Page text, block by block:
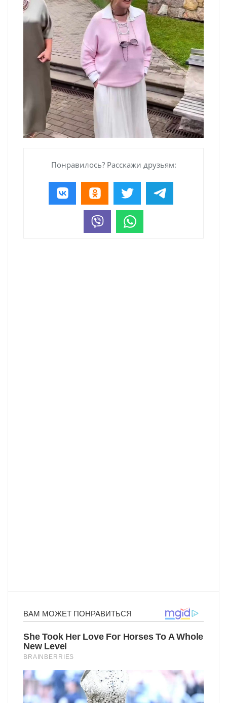
Понравилось? Расскажи друзьям: